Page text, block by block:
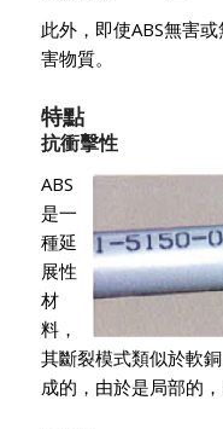
此外，即使ABS無害
害物質。
特點
抗衝擊性
ABS
是一
種延
展性
材
料，
其斷裂模式類似於軟
成的，由於是局部的